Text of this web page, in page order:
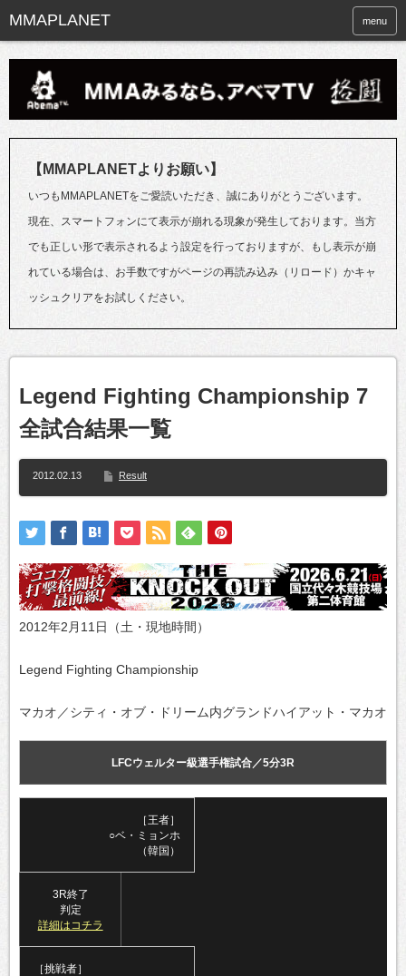
menu
【MMAPLANETよりお願い】
いつもMMAPLANETをご愛読いただき、誠にありがとうございます。
現在、スマートフォンにて表示が崩れる現象が発生しております。当方
でも正しい形で表示されるよう設定を行っておりますが、もし表示が崩
れている場合は、お手数ですがページの再読み込み（リロード）かキャ
ッシュクリアをお試しください。
Legend Fighting Championship 7
全試合結果一覧
2012.02.13 Result
2012年2月11日（土・現地時間）
Legend Fighting Championship
マカオ／シティ・オブ・ドリーム内グランドハイアット・マカオ
LFCウェルター級選手権試合／5分3R
［王者］
○ベ・ミョンホ
（韓国）
3R終了
判定
詳細はコチラ
［挑戦者］